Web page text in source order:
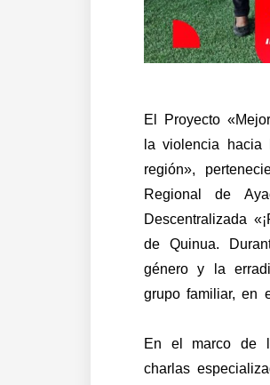
El Proyecto
la violencia
región»,
Regional de
Descentralizada
de Quinua.
género y la
grupo familiar, en
En el marco de
charlas